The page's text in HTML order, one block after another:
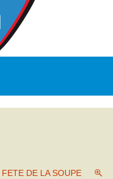
FETE DE LA SOUPE